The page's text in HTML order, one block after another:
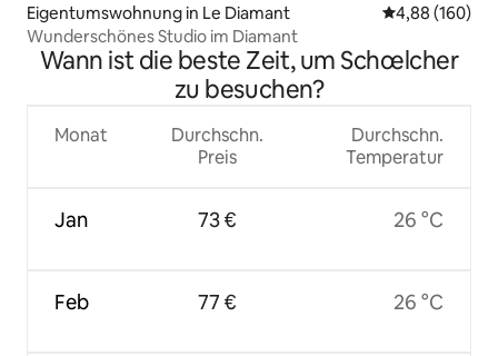
Eigentumswohnung in Le Diamant
4,88 (160)
Wunderschönes Studio im Diamant
Wann ist die beste Zeit, um Schœlcher
zu besuchen?
Monat
Jan
Feb
Durchschn.
Preis
73 €
77 €
Durchschn.
Temperatur
26 °C
26 °C